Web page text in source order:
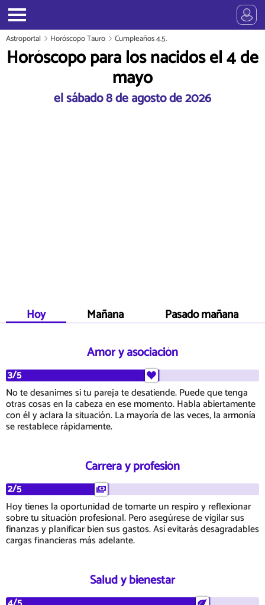
Astroportal Horóscopo Tauro Cumpleaños 4.5.
Horóscopo para los nacidos el 4 de
mayo
el sábado 8 de agosto de 2026
Hoy Mañana Pasado mañana
Amor y asociación
3/5
No te desanimes si tu pareja te desatiende. Puede que tenga
otras cosas en la cabeza en ese momento. Habla abiertamente
con él y aclara la situación. La mayoría de las veces, la armonía
se restablece rápidamente.
Carrera y profesión
2/5
Hoy tienes la oportunidad de tomarte un respiro y reflexionar
sobre tu situación profesional. Pero asegúrese de vigilar sus
finanzas y planificar bien sus gastos. Así evitarás desagradables
cargas financieras más adelante.
Salud y bienestar